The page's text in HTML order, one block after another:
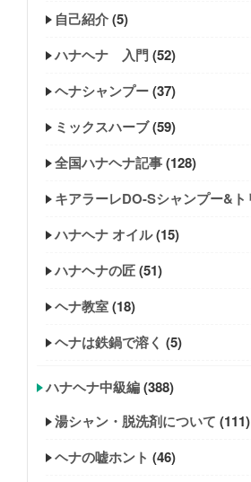
自己紹介(5)
ハナヘナ 入門(52)
ヘナシャンプー(37)
ミックスハーブ(59)
全国ハナヘナ記事(128)
キアラーレDO-Sシャンプー&ト
ハナヘナ オイル(15)
ハナヘナの匠(51)
ヘナ教室(18)
ヘナは鉄鍋で溶く (5)
ハナヘナ中級編(388)
湯シャン・脱洗剤について (111)
ヘナの嘘ホント (46)